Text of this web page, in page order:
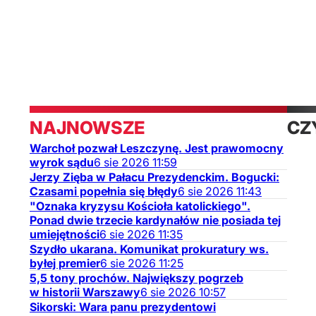
NAJNOWSZE
Warchoł pozwał Leszczynę. Jest prawomocny
wyrok sądu6 sie 2026 11:59
Jerzy Zięba w Pałacu Prezydenckim. Bogucki:
Czasami popełnia się błędy6 sie 2026 11:43
"Oznaka kryzysu Kościoła katolickiego".
Ponad dwie trzecie kardynałów nie posiada tej
umiejętności6 sie 2026 11:35
Szydło ukarana. Komunikat prokuratury ws.
byłej premier6 sie 2026 11:25
5,5 tony prochów. Największy pogrzeb
w historii Warszawy6 sie 2026 10:57
Sikorski: Wara panu prezydentowi